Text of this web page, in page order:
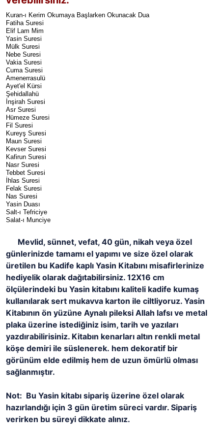
Kuran-ı Kerim Okumaya Başlarken Okunacak Dua
Fatiha Suresi
Elif Lam Mim
Yasin Suresi
Mülk Suresi
Nebe Suresi
Vakia Suresi
Cuma Suresi
Amenerrasulü
Ayet'el Kürsi
Şehidallahü
İnşirah Suresi
Asr Suresi
Hümeze Suresi
Fil Suresi
Kureyş Suresi
Maun Suresi
Kevser Suresi
Kafirun Suresi
Nasr Suresi
Tebbet Suresi
İhlas Suresi
Felak Suresi
Nas Suresi
Yasin Duası
Salt-ı Tefriciye
Salat-ı Munciye
Mevlid, sünnet, vefat, 40 gün, nikah veya özel
günlerinizde tamamı el yapımı ve size özel olarak
üretilen bu Kadife kaplı Yasin Kitabını misafirlerinize
hediyelik olarak dağıtabilirsiniz. 12X16 cm
ölçülerindeki bu Yasin kitabını kaliteli kadife kumaş
kullanılarak sert mukavva karton ile ciltliyoruz. Yasin
Kitabının ön yüzüne Aynalı pileksi Allah lafsı ve metal
plaka üzerine istediğiniz isim, tarih ve yazıları
yazdırabilirisiniz. Kitabın kenarları altın renkli metal
köşe demiri ile süslenerek. hem dekoratif bir
görünüm elde edilmiş hem de uzun ömürlü olması
sağlanmıştır.
Not: Bu Yasin kitabı sipariş üzerine özel olarak
hazırlandığı için 3 gün üretim süreci vardır. Sipariş
verirken bu süreyi dikkate alınız.